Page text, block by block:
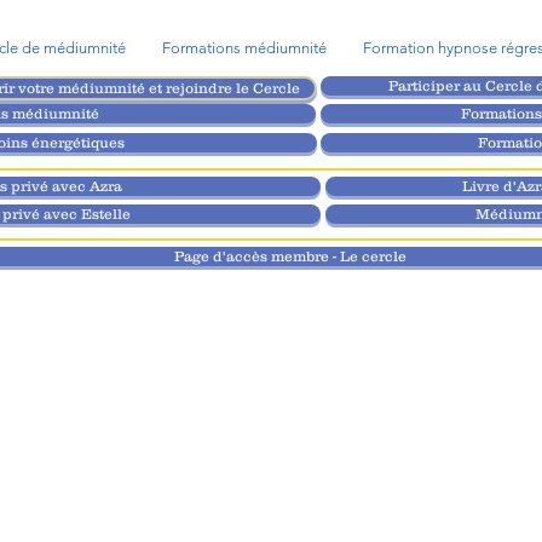
de médiumnité Formations médiumnité Formation hypnose
votre médiumnité et rejoindre le Cercle
Participer au Cercle
médiumnité
énergétiques
privé avec Azra
Livre
privé avec Estelle
Page d'accès membre - Le cercle